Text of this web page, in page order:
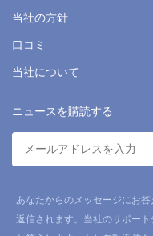
当社の方針
口コミ
当社について
ニュースを購読する
あなたからのメッセージにお
返信されます。当社のサポー